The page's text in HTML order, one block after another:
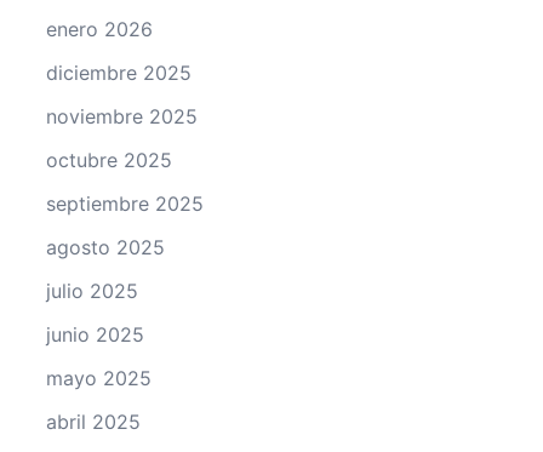
enero 2026
diciembre 2025
noviembre 2025
octubre 2025
septiembre 2025
agosto 2025
julio 2025
junio 2025
mayo 2025
abril 2025